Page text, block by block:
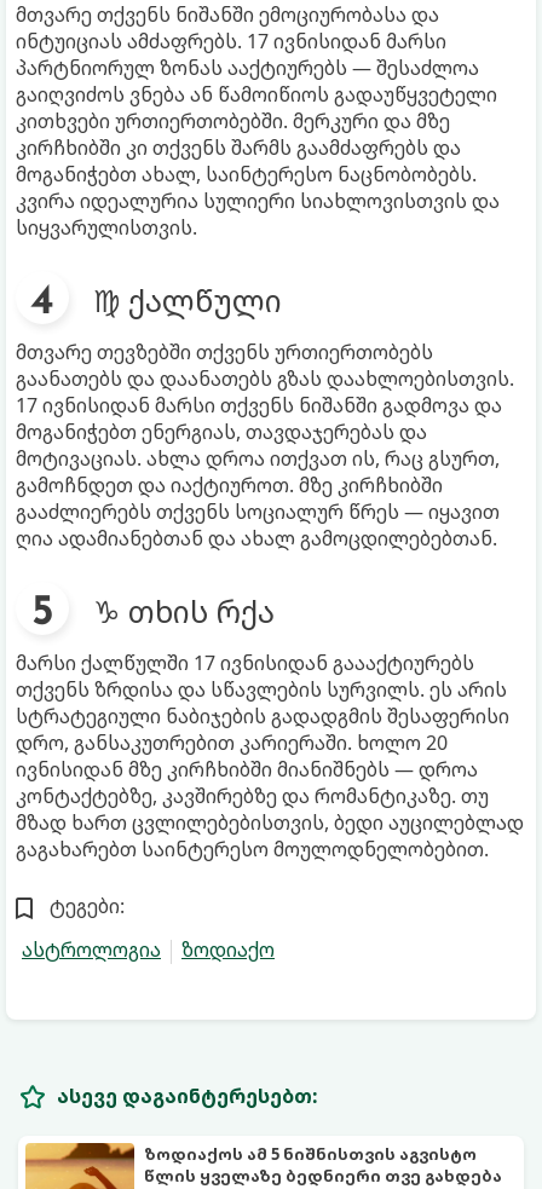
მთვარე თქვენს ნიშანში ემოციურობასა და
ინტუიციას ამძაფრებს. 17 ივნისიდან მარსი
პარტნიორულ ზონას ააქტიურებს — შესაძლოა
გაიღვიძოს ვნება ან წამოიწიოს გადაუწყვეტელი
კითხვები ურთიერთობებში. მერკური და მზე
კირჩხიბში კი თქვენს შარმს გაამძაფრებს და
მოგანიჭებთ ახალ, საინტერესო ნაცნობობებს.
კვირა იდეალურია სულიერი სიახლოვისთვის და
სიყვარულისთვის.
♍ ქალწული
მთვარე თევზებში თქვენს ურთიერთობებს
გაანათებს და დაანათებს გზას დაახლოებისთვის.
17 ივნისიდან მარსი თქვენს ნიშანში გადმოვა და
მოგანიჭებთ ენერგიას, თავდაჯერებას და
მოტივაციას. ახლა დროა ითქვათ ის, რაც გსურთ,
გამოჩნდეთ და იაქტიუროთ. მზე კირჩხიბში
გააძლიერებს თქვენს სოციალურ წრეს — იყავით
ღია ადამიანებთან და ახალ გამოცდილებებთან.
♑ თხის რქა
მარსი ქალწულში 17 ივნისიდან გაააქტიურებს
თქვენს ზრდისა და სწავლების სურვილს. ეს არის
სტრატეგიული ნაბიჯების გადადგმის შესაფერისი
დრო, განსაკუთრებით კარიერაში. ხოლო 20
ივნისიდან მზე კირჩხიბში მიანიშნებს — დროა
კონტაქტებზე, კავშირებზე და რომანტიკაზე. თუ
მზად ხართ ცვლილებებისთვის, ბედი აუცილებლად
გაგახარებთ საინტერესო მოულოდნელობებით.
ტეგები:
ასტროლოგია
ზოდიაქო
ასევე დაგაინტერესებთ:
ზოდიაქოს ამ 5 ნიშნისთვის აგვისტო
წლის ყველაზე ბედნიერი თვე გახდება